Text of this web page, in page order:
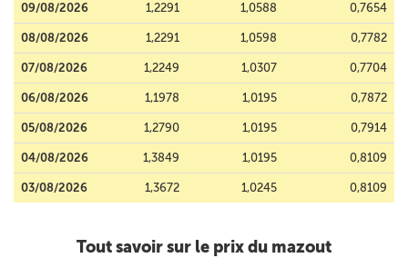
09/08/2026 1,2291 1,0588 0,7654
08/08/2026 1,2291 1,0598 0,7782
07/08/2026 1,2249 1,0307 0,7704
06/08/2026 1,1978 1,0195 0,7872
05/08/2026 1,2790 1,0195 0,7914
04/08/2026 1,3849 1,0195 0,8109
03/08/2026 1,3672 1,0245 0,8109
Tout savoir sur le prix du mazout